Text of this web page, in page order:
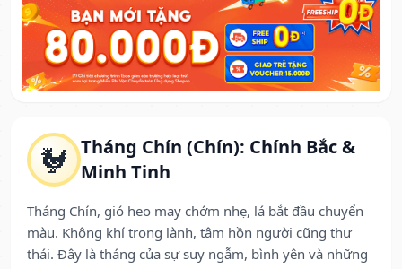
🐓 Tháng Chín (Chín): Chính Bắc &
Minh Tinh
Tháng Chín, gió heo may chớm nhẹ, lá bắt đầu chuyển
màu. Không khí trong lành, tâm hồn người cũng thư
thái. Đây là tháng của sự suy ngẫm, bình yên và những